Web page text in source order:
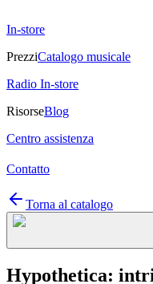
In-store
PrezziCatalogo musicale
Radio In-store
RisorseBlog
Centro assistenza
Contatto
Torna al catalogo
Hypothetica: